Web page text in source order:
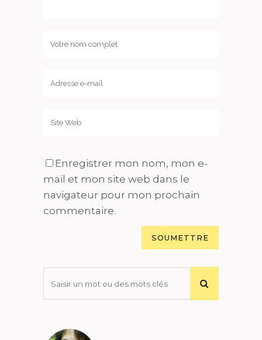
Enregistrer mon nom, mon e-
mail et mon site web dans le
navigateur pour mon prochain
commentaire.